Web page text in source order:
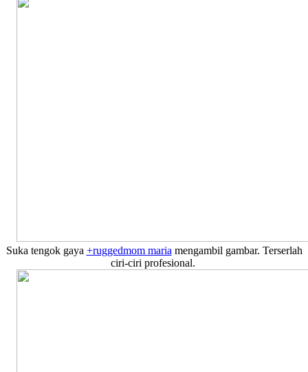
Suka tengok gaya +ruggedmom maria mengambil gambar. Terserlah
ciri-ciri profesional.